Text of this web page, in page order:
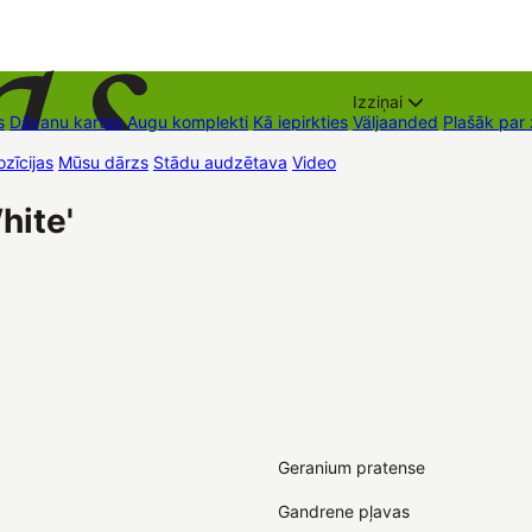
Dāvanu kartes Augu komplekti Kā iepirkties
Izziņai
Väljaanded Plašāk par
Mūsu dārzs Stādu audzētava Video
Geranium pratense
Gandrene pļavas